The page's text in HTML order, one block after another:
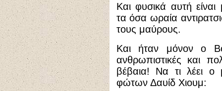
Και φυσικά αυτή
τα όσα ωραία
τους μαύρους.
Και ήταν μόνον ο
ανθρωπιστικές και
βέβαια! Να τι λέει ο
φώτων Δαυίδ Χιουμ: